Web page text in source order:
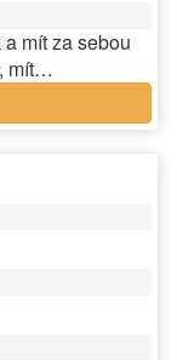
mít za sebou
mít…